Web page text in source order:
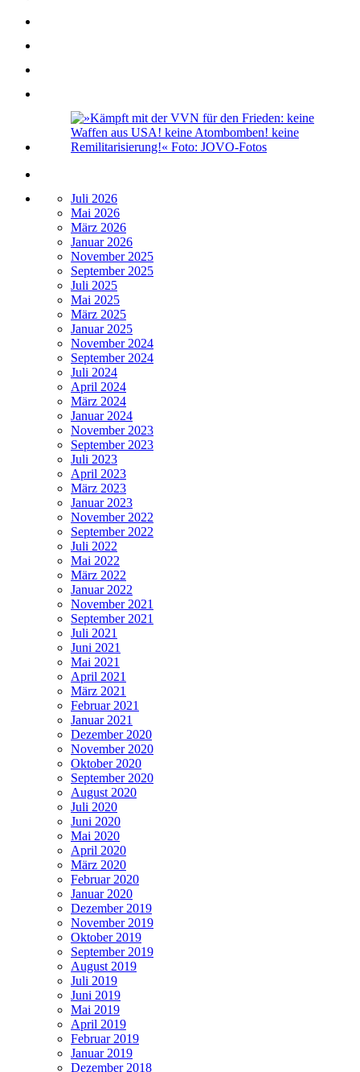
Juli 2026
Mai 2026
März 2026
Januar 2026
November 2025
September 2025
Juli 2025
Mai 2025
März 2025
Januar 2025
November 2024
September 2024
Juli 2024
April 2024
März 2024
Januar 2024
November 2023
September 2023
Juli 2023
April 2023
März 2023
Januar 2023
November 2022
September 2022
Juli 2022
Mai 2022
März 2022
Januar 2022
November 2021
September 2021
Juli 2021
Juni 2021
Mai 2021
April 2021
März 2021
Februar 2021
Januar 2021
Dezember 2020
November 2020
Oktober 2020
September 2020
August 2020
Juli 2020
Juni 2020
Mai 2020
April 2020
März 2020
Februar 2020
Januar 2020
Dezember 2019
November 2019
Oktober 2019
September 2019
August 2019
Juli 2019
Juni 2019
Mai 2019
April 2019
Februar 2019
Januar 2019
Dezember 2018